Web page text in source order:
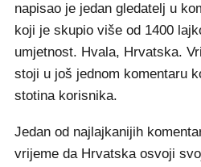
napisao je jedan gledatelj u
koji je skupio više od 1400
umjetnost. Hvala, Hrvatska.
stoji u još jednom komentaru
stotina korisnika.
Jedan od najlajkanijih
vrijeme da Hrvatska osvoji